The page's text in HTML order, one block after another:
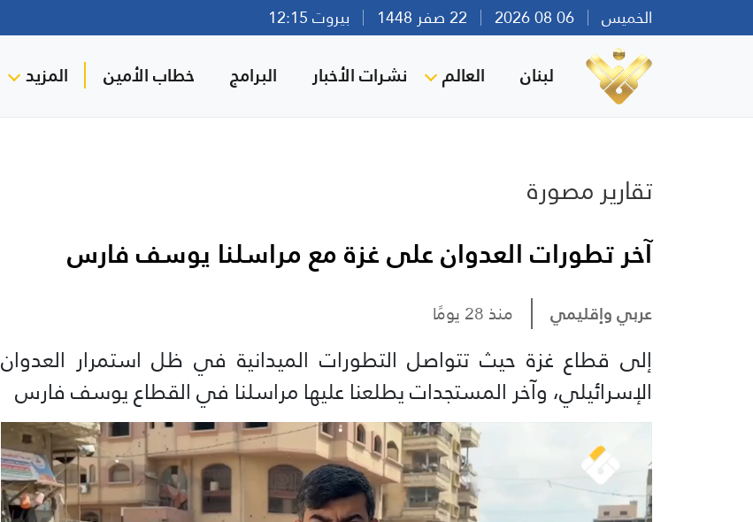
الخميس بيروت 12:15
لبنان العالم نشرات الأخبار البرامج خطاب الأمين المزيد
تقارير مصورة
آخر تطورات العدوان على غزة مع مراسلنا يوسف فارس
عربي وإقليمي منذ 28 يومًا
إلى قطاع غزة حيث تتواصل التطورات الميدانية في ظل استمرار العدوان
الإسرائيلي، وآخر المستجدات يطلعنا عليها مراسلنا في القطاع يوسف فارس